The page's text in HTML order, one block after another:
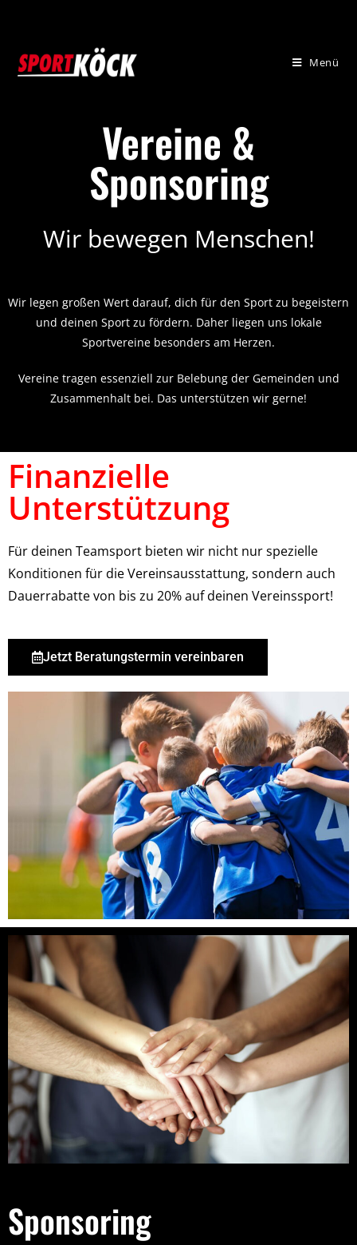
Menü
Vereine &
Sponsoring
Wir bewegen Menschen!
Wir legen großen Wert darauf, dich für den Sport zu begeistern
und deinen Sport zu fördern. Daher liegen uns lokale
Sportvereine besonders am Herzen.
Vereine tragen essenziell zur Belebung der Gemeinden und
Zusammenhalt bei. Das unterstützen wir gerne!
Finanzielle
Unterstützung
Für deinen Teamsport bieten wir nicht nur spezielle
Konditionen für die Vereinsausstattung, sondern auch
Dauerrabatte von bis zu 20% auf deinen Vereinssport!
Jetzt Beratungstermin vereinbaren
Sponsoring